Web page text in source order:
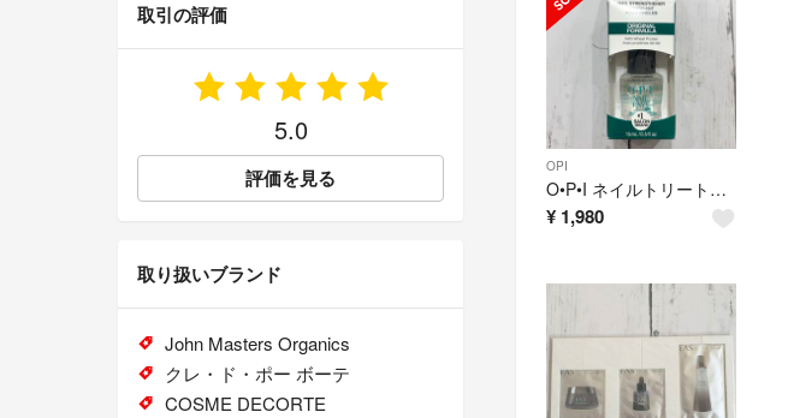
OPI
O•P•I ネイルトリートメント 15ml
¥ 1,980
取引の評価
5.0
評価を見る
取り扱いブランド
John Masters Organics
クレ・ド・ポー ボーテ
COSME DECORTE